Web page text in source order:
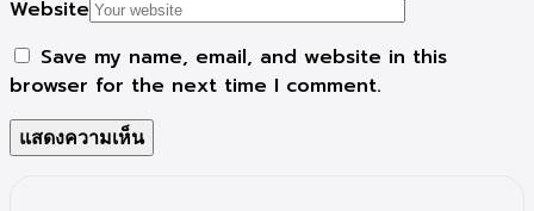
Website
Save my name, email, and website in this
browser for the next time I comment.